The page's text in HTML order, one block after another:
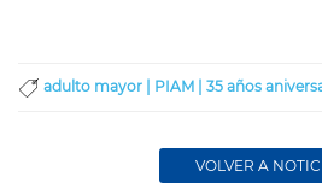
adulto mayor | PIAM | 35 años
VOLVER A